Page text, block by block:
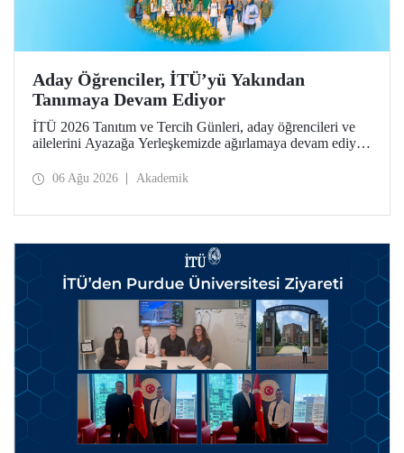
Aday Öğrenciler, İTÜ’yü Yakından
Tanımaya Devam Ediyor
İTÜ 2026 Tanıtım ve Tercih Günleri, aday öğrencileri ve
ailelerini Ayazağa Yerleşkemizde ağırlamaya devam ediyor.
ilgili fakülte ve birimler adaylara bilgi vermeye devam
06 Ağu 2026 Akademik